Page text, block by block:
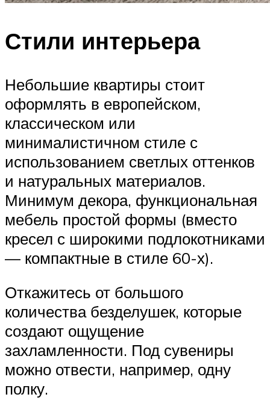
Стили интерьера
Небольшие квартиры стоит
оформлять в европейском,
классическом или
минималистичном стиле с
использованием светлых оттенков
и натуральных материалов.
Минимум декора, функциональная
мебель простой формы (вместо
кресел с широкими подлокотниками
— компактные в стиле 60-х).
Откажитесь от большого
количества безделушек, которые
создают ощущение
захламленности. Под сувениры
можно отвести, например, одну
полку.